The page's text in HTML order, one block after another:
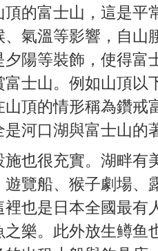
頂的富士山，這是平
氣溫等影響，自山
陽等裝飾，使得富
士山。例如山頂以
頂的情形稱為鑽戒
河口湖與富士山的
也很充實。湖畔有
覽船、猴子劇場、
也是日本全國最有
之樂。此外放生鳟鱼